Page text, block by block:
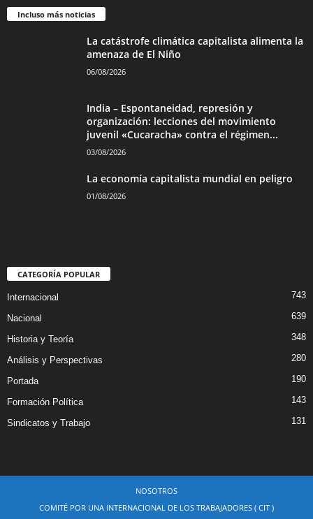
Incluso más noticias
La catástrofe climática capitalista alimenta la
amenaza de El Niño
06/08/2026
India – Espontaneidad, represión y
organización: lecciones del movimiento
juvenil «Cucaracha» contra el régimen...
03/08/2026
La economía capitalista mundial en peligro
01/08/2026
CATEGORÍA POPULAR
Internacional 743
Nacional 639
Historia y Teoría 348
Análisis y Perspectivas 280
Portada 190
Formación Política 143
Sindicatos y Trabajo 131
NOSOTROS
COMITÉ POR UNA INTERNACIONAL DE LOS TRABAJADORES ( CIT )